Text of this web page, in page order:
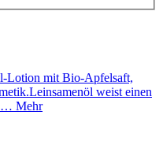
Lotion mit Bio-Apfelsaft,
weist einen
Mehr